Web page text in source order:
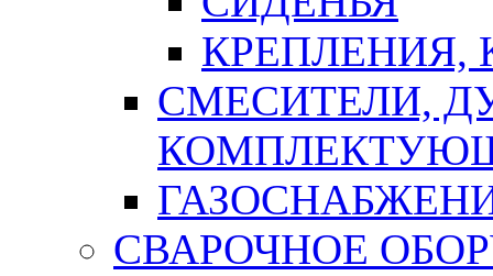
СМЕСИТЕЛИ,
СВАРОЧНОЕ